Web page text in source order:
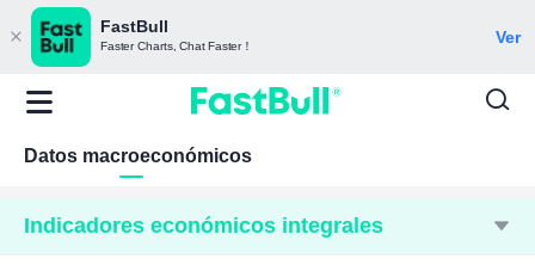
FastBull
Faster Charts, Chat Faster！ Ver
Datos macroeconómicos
Indicadores económicos integrales